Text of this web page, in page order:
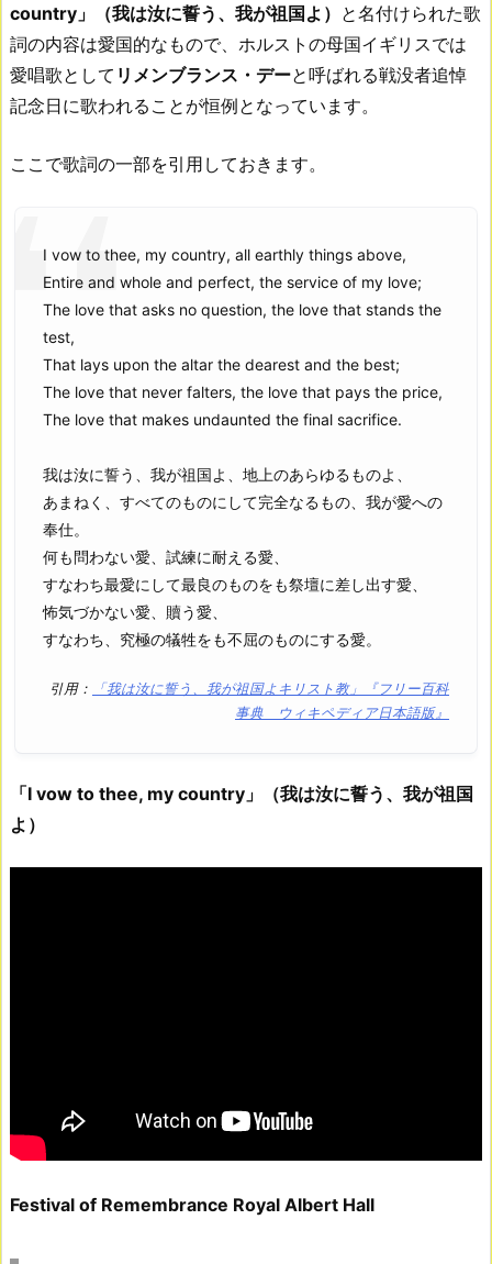
country」（我は汝に誓う、我が祖国よ） と名付けられた歌
詞の内容は愛国的なもので、ホルストの母国イギリスでは
愛唱歌として リメンブランス・デーと呼ばれる戦没者追悼
記念日に歌われることが恒例となっています。
ここで歌詞の一部を引用しておきます。
I vow to thee, my country, all earthly things above,
Entire and whole and perfect, the service of my love;
The love that asks no question, the love that stands the
test,
That lays upon the altar the dearest and the best;
The love that never falters, the love that pays the price,
The love that makes undaunted the final sacrifice.
我は汝に誓う、我が祖国よ、地上のあらゆるものよ、
あまねく、すべてのものにして完全なるもの、我が愛への
奉仕。
何も問わない愛、試練に耐える愛、
すなわち最愛にして最良のものをも祭壇に差し出す愛、
怖気づかない愛、贖う愛、
すなわち、究極の犠牲をも不屈のものにする愛。
引用：
「我は汝に誓う、我が祖国よキリスト教」『フリー百科
事典 ウィキペディア日本語版』
「I vow to thee, my country」（我は汝に誓う、我が祖国
よ）
Festival of Remembrance Royal Albert Hall